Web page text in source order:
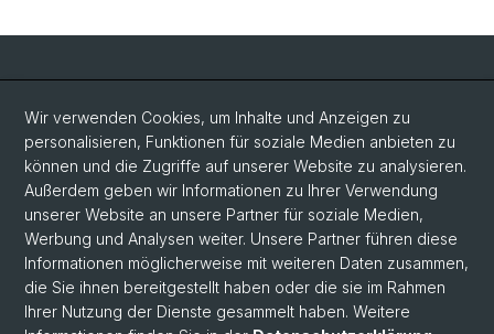
Social Media
LinkedIn
Bluesky
Vimeo
Wir verwenden Cookies, um Inhalte und Anzeigen zu
personalisieren, Funktionen für soziale Medien anbieten zu
können und die Zugriffe auf unserer Website zu analysieren.
Außerdem geben wir Informationen zu Ihrer Verwendung
unserer Website an unsere Partner für soziale Medien,
Werbung und Analysen weiter. Unsere Partner führen diese
Informationen möglicherweise mit weiteren Daten zusammen,
die Sie ihnen bereitgestellt haben oder die sie im Rahmen
Ihrer Nutzung der Dienste gesammelt haben. Weitere